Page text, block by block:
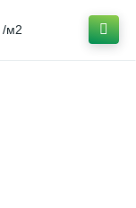
/м2